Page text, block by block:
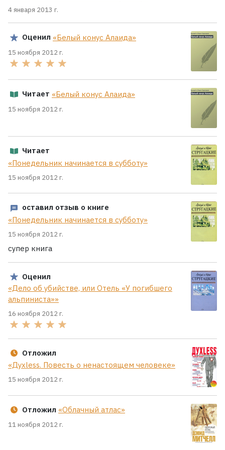
4 января 2013 г.
Оценил «Белый конус Алаида»
15 ноября 2012 г.
Читает «Белый конус Алаида»
15 ноября 2012 г.
Читает
«Понедельник начинается в субботу»
15 ноября 2012 г.
оставил отзыв о книге
«Понедельник начинается в субботу»
15 ноября 2012 г.
супер книга
Оценил
«Дело об убийстве, или Отель «У погибшего
альпиниста»»
16 ноября 2012 г.
Отложил
«Духless. Повесть о ненастоящем человеке»
15 ноября 2012 г.
Отложил «Облачный атлас»
11 ноября 2012 г.